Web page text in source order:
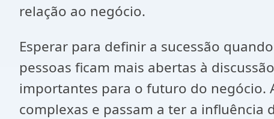
relação ao negócio.
Esperar para definir a sucessão
pessoas ficam mais abertas à
importantes para o futuro do negócio.
complexas e passam a ter a